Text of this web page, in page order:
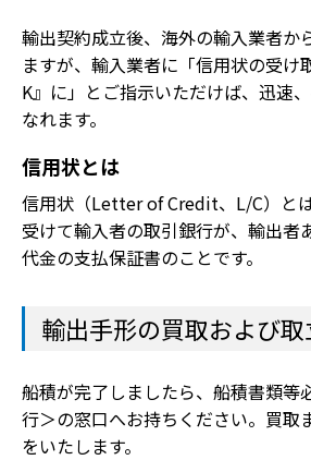
輸出契約成立後、海外の輸入業者か
ますが、輸入業者に「信用状の受け
K』に」とご指示いただけば、迅速
なれます。
信用状とは
信用状（Letter of Credit、L/C）と
受けて輸入者の取引銀行が、輸出者
代金の支払保証書のことです。
輸出手形の買取および取
船積が完了しましたら、船積書類等
行＞の窓口へお持ちください。買取
をいたします。